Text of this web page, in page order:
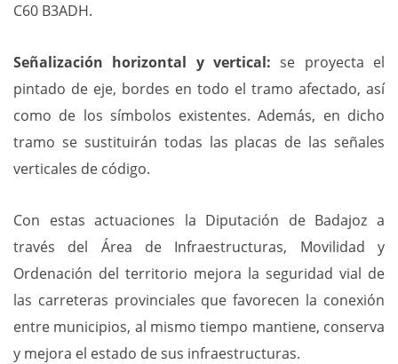
C60 B3ADH.
Señalización horizontal y vertical:se proyecta el
pintado de eje, bordes en todo el tramo afectado, así
como de los símbolos existentes. Además, en dicho
tramo se sustituirán todas las placas de las señales
verticales de código.
Con estas actuaciones la Diputación de Badajoz a
través del Área de Infraestructuras, Movilidad y
Ordenación del territorio mejora la seguridad vial de
las carreteras provinciales que favorecen la conexión
entre municipios, al mismo tiempo mantiene, conserva
y mejora el estado de sus infraestructuras.